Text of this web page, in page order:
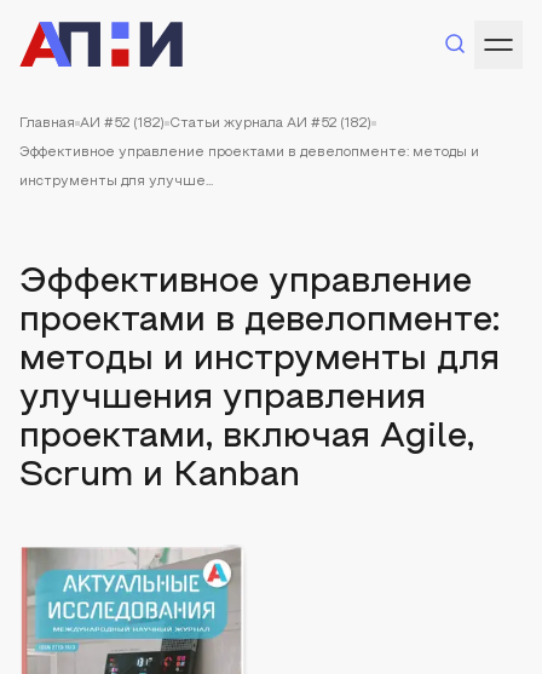
Главная АИ #52 (182) Статьи журнала АИ #52 (182)
Эффективное управление проектами в девелопменте: методы и
инструменты для улучше...
Эффективное управление
проектами в девелопменте:
методы и инструменты для
улучшения управления
проектами, включая Agile,
Scrum и Kanban